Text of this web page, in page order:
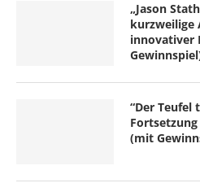
„Jason
kurzweilige
innovativer
“Der Teufel
(mit